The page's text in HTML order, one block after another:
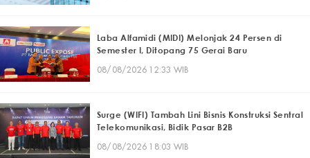
Laba Alfamidi (MIDI) Melonjak 24 Persen di
Semester I, Ditopang 75 Gerai Baru
08/08/2026 12:33 WIB
Surge (WIFI) Tambah Lini Bisnis Konstruksi Sentral
Telekomunikasi, Bidik Pasar B2B
08/08/2026 18:03 WIB